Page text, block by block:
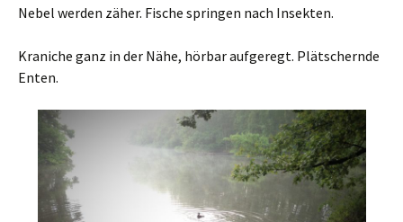
Nebel werden zäher. Fische springen nach Insekten.
Kraniche ganz in der Nähe, hörbar aufgeregt. Plätschernde
Enten.